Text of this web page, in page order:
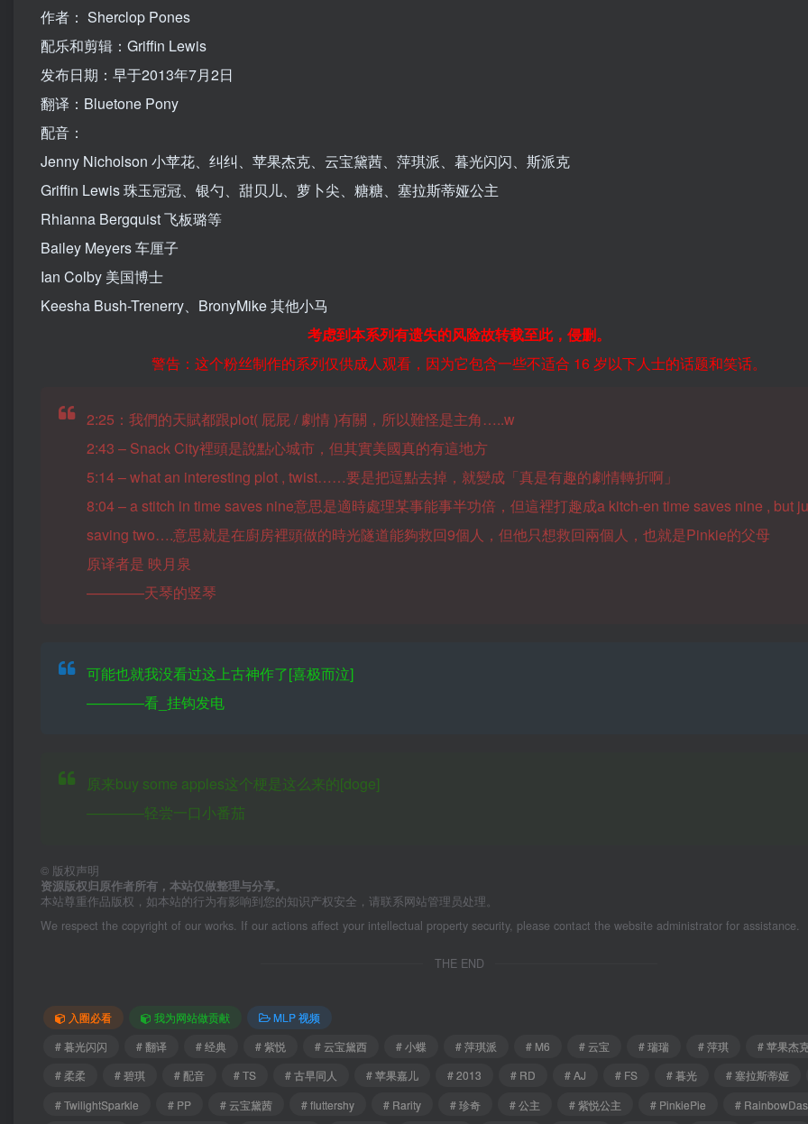
作者： Sherclop Pones
配乐和剪辑：Griffin Lewis
发布日期：早于2013年7月2日
翻译：Bluetone Pony
配音：
Jenny Nicholson 小苹花、纠纠、苹果杰克、云宝黛茜、萍琪派、暮光闪闪、斯派克
Griffin Lewis 珠玉冠冠、银勺、甜贝儿、萝卜尖、糖糖、塞拉斯蒂娅公主
Rhianna Bergquist 飞板璐等
Bailey Meyers 车厘子
Ian Colby 美国博士
Keesha Bush-Trenerry、BronyMike 其他小马
考虑到本系列有遗失的风险故转载至此，侵删。
警告：这个粉丝制作的系列仅供成人观看，因为它包含一些不适合 16 岁以下人士的话题和笑话。
2:25：我們的天賦都跟plot( 屁屁 / 劇情 )有關，所以難怪是主角…..w
2:43 – Snack City裡頭是說點心城市，但其實美國真的有這地方
5:14 – what an interesting plot , twist……要是把逗點去掉，就變成「真是有趣的劇情轉折啊」
8:04 – a stitch in time saves nine意思是適時處理某事能事半功倍，但這裡打趣成a kitch-en time saves nine , but
saving two….意思就是在廚房裡頭做的時光隧道能夠救回9個人，但他只想救回兩個人，也就是Pinkie的父母
原译者是 映月泉
————天琴的竖琴
可能也就我没看过这上古神作了[喜极而泣]
————看_挂钩发电
原来buy some apples这个梗是这么来的[doge]
————轻尝一口小番茄
© 版权声明
资源版权归原作者所有，本站仅做整理与分享。
本站尊重作品版权，如本站的行为有影响到您的知识产权安全，请联系网站管理员处理。
We respect the copyright of our works. If our actions affect your intellectual property security, please contact the website administrator for assistance.
THE END
入圈必看 我为网站做贡献
MLP 视频
# 暮光闪闪
# 翻译 # 经典 # 紫悦 # 云宝黛西 # 小蝶 # 萍琪派 # M6 # 云宝 # 瑞瑞 # 萍琪
# 苹果杰
# 柔柔
# 碧琪 # 配音 # TS # 古早同人 # 苹果嘉儿 # 2013 # RD # AJ # FS # 暮光
# 塞拉斯蒂娅
# TwilightSparkle
# PP # 云宝黛茜 # fluttershy # Rarity # 珍奇 # 公主 # 紫悦公主 # PinkiePie
#